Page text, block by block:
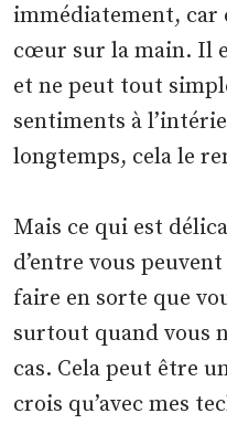
immédiatement, car
cœur sur la main. Il
et ne peut tout
sentiments à
longtemps, cela le
Mais ce qui est
d’entre vous
faire en sorte que
surtout quand vous
cas. Cela peut être
crois qu’avec mes